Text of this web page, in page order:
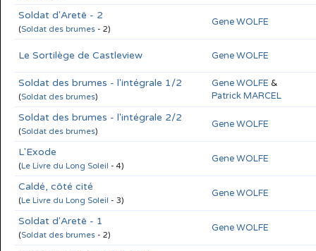
Soldat d'Aretê - 2
(Soldat des brumes - 2)
Gene WOLFE
Le Sortilège de Castleview Gene WOLFE
Soldat des brumes - l'intégrale 1/2
(Soldat des brumes)
Gene WOLFE &
Patrick MARCEL
Soldat des brumes - l'intégrale 2/2
(Soldat des brumes)
Gene WOLFE
L'Exode
(Le Livre du Long Soleil - 4)
Gene WOLFE
Caldé, côté cité
(Le Livre du Long Soleil - 3)
Gene WOLFE
Soldat d'Aretê - 1
(Soldat des brumes - 2)
Gene WOLFE